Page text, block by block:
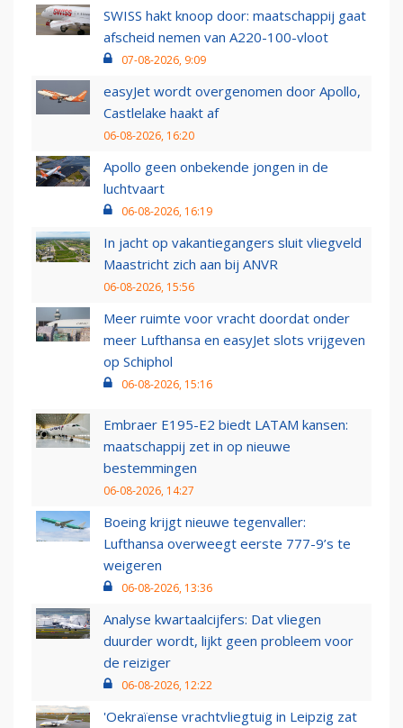
SWISS hakt knoop door: maatschappij gaat
afscheid nemen van A220-100-vloot
07-08-2026, 9:09
easyJet wordt overgenomen door Apollo,
Castlelake haakt af
06-08-2026, 16:20
Apollo geen onbekende jongen in de
luchtvaart
06-08-2026, 16:19
In jacht op vakantiegangers sluit vliegveld
Maastricht zich aan bij ANVR
06-08-2026, 15:56
Meer ruimte voor vracht doordat onder
meer Lufthansa en easyJet slots vrijgeven
op Schiphol
06-08-2026, 15:16
Embraer E195-E2 biedt LATAM kansen:
maatschappij zet in op nieuwe
bestemmingen
06-08-2026, 14:27
Boeing krijgt nieuwe tegenvaller:
Lufthansa overweegt eerste 777-9’s te
weigeren
06-08-2026, 13:36
Analyse kwartaalcijfers: Dat vliegen
duurder wordt, lijkt geen probleem voor
de reiziger
06-08-2026, 12:22
'Oekraïense vrachtvliegtuig in Leipzig zat